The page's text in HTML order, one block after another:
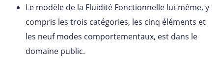
Le modèle de la Fluidité Fonctionnelle lui-même, y
compris les trois catégories, les cinq éléments et
les neuf modes comportementaux, est dans le
domaine public.